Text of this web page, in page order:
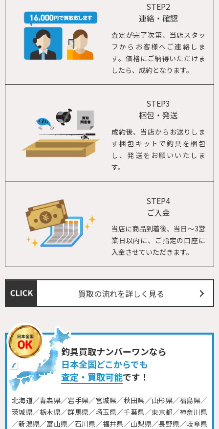
STEP2
連絡・確認
査定が完了次第、当店スタッ
フからお客様へご連絡しま
す。価格にご納得いただけま
したら、成約となります。
STEP3
梱包・発送
成約後、当店からお送りしま
す梱包キットで釣具を梱包
し、発送をお願いいたしま
す。
STEP4
ご入金
当店に商品到着後、当日～3営
業日以内に、ご指定の口座に
入金させていただきます。
買取の流れを詳しく見る
釣具買取ナンバーワンなら
日本全国どこからでも
査定・買取可能です！
北海道／青森県／岩手県／宮城県／秋田県／山形県／福島県／
茨城県／栃木県／群馬県／埼玉県／千葉県／東京都／神奈川県
／新潟県／富山県／石川県／福井県／山梨県／長野県／岐阜県